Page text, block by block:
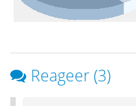
Reageer (3)